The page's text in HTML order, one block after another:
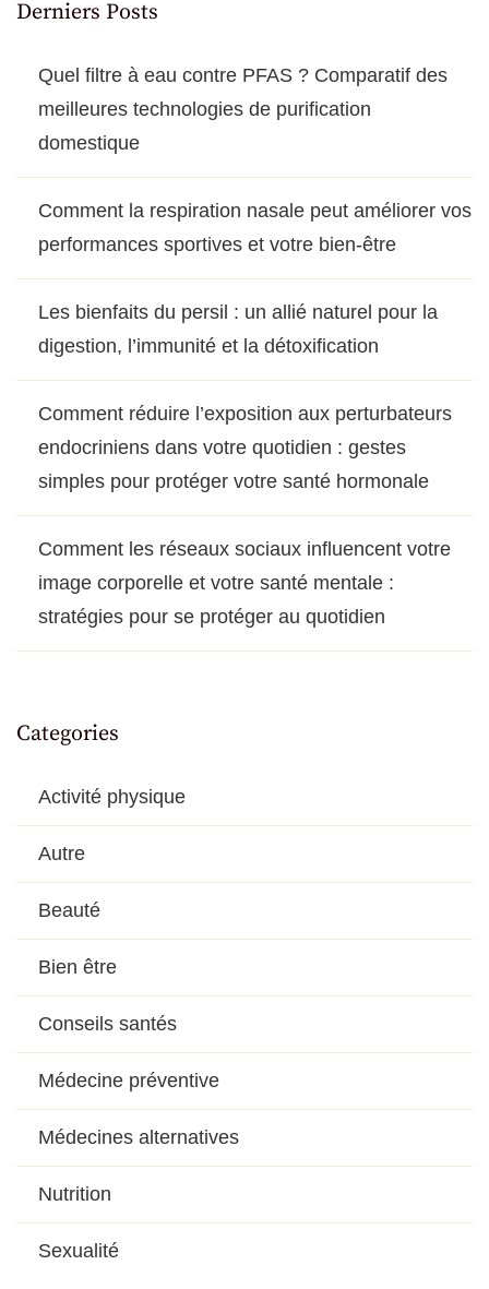
Derniers Posts
Quel filtre à eau contre PFAS ? Comparatif des
meilleures technologies de purification
domestique
Comment la respiration nasale peut améliorer vos
performances sportives et votre bien-être
Les bienfaits du persil : un allié naturel pour la
digestion, l’immunité et la détoxification
Comment réduire l’exposition aux perturbateurs
endocriniens dans votre quotidien : gestes
simples pour protéger votre santé hormonale
Comment les réseaux sociaux influencent votre
image corporelle et votre santé mentale :
stratégies pour se protéger au quotidien
Categories
Activité physique
Autre
Beauté
Bien être
Conseils santés
Médecine préventive
Médecines alternatives
Nutrition
Sexualité